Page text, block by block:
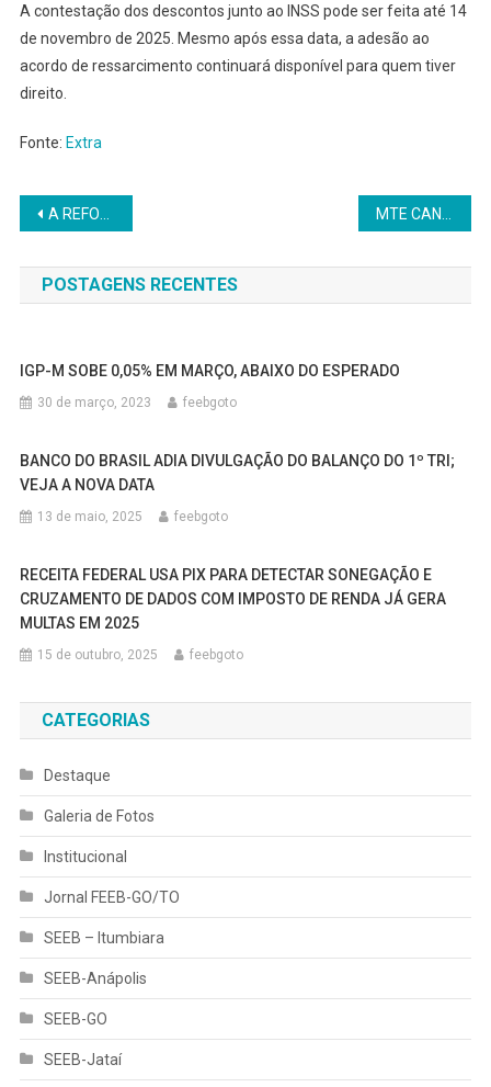
A contestação dos descontos junto ao INSS pode ser feita até 14
de novembro de 2025. Mesmo após essa data, a adesão ao
acordo de ressarcimento continuará disponível para quem tiver
direito.
Fonte: Extra
Navegação
de
Post
A REFORMA DO CÓDIGO CIVIL E O RETROCESSO INSTITUCIONAL
POSTAGENS RECENTES
IGP-M SOBE 0,05% EM MARÇO, ABAIXO DO ESPERADO
30 de março, 2023 feebgoto
BANCO DO BRASIL ADIA DIVULGAÇÃO DO BALANÇO DO 1º TRI;
VEJA A NOVA DATA
13 de maio, 2025 feebgoto
RECEITA FEDERAL USA PIX PARA DETECTAR SONEGAÇÃO E
CRUZAMENTO DE DADOS COM IMPOSTO DE RENDA JÁ GERA
MULTAS EM 2025
15 de outubro, 2025 feebgoto
CATEGORIAS
Destaque
Galeria de Fotos
Institucional
Jornal FEEB-GO/TO
SEEB – Itumbiara
SEEB-Anápolis
SEEB-GO
SEEB-Jataí